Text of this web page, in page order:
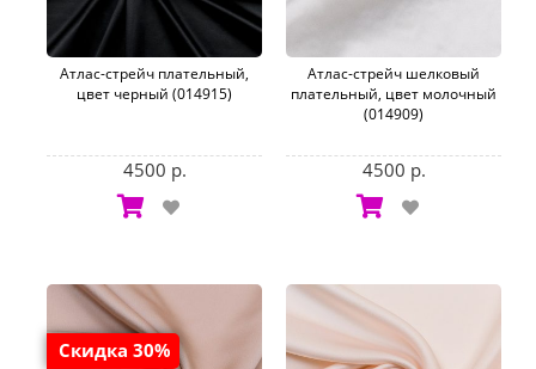
Атлас-стрейч плательный,
цвет черный (014915)
4500 р.
Атлас-стрейч шелковый
плательный, цвет молочный
(014909)
4500 р.
Скидка 30%